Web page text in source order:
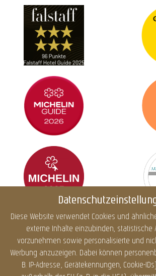
Diese Website verwendet Cookies und
externe Inhalte einzubinden, statistische
vorzunehmen sowie personalisierte und
Werbung anzuzeigen. Dabei können
B. IP-Adresse, Gerätekennungen, Cookie-
Impressum Datenschutz Cookies
Sitemap